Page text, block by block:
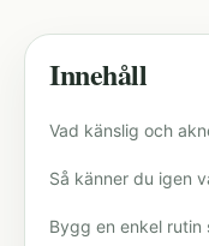
Innehåll
Vad känslig och
Så känner du igen
Bygg en enkel rutin